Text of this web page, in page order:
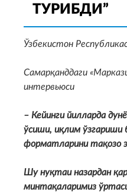
ТУРИБДИ”
Ўзбекистон
Самарқанддаги
интервьюси
– Кейинги йилларда
ўсиши, иқлим ўзгариши
форматларини тақозо
Шу нуқтаи назардан
минтақаларимиз